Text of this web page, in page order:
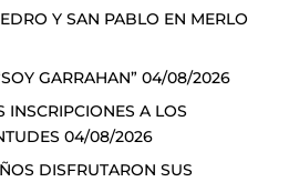
Y SAN PABLO EN MERLO
GARRAHAN” 04/08/2026
INSCRIPCIONES A LOS
04/08/2026
DISFRUTARON SUS